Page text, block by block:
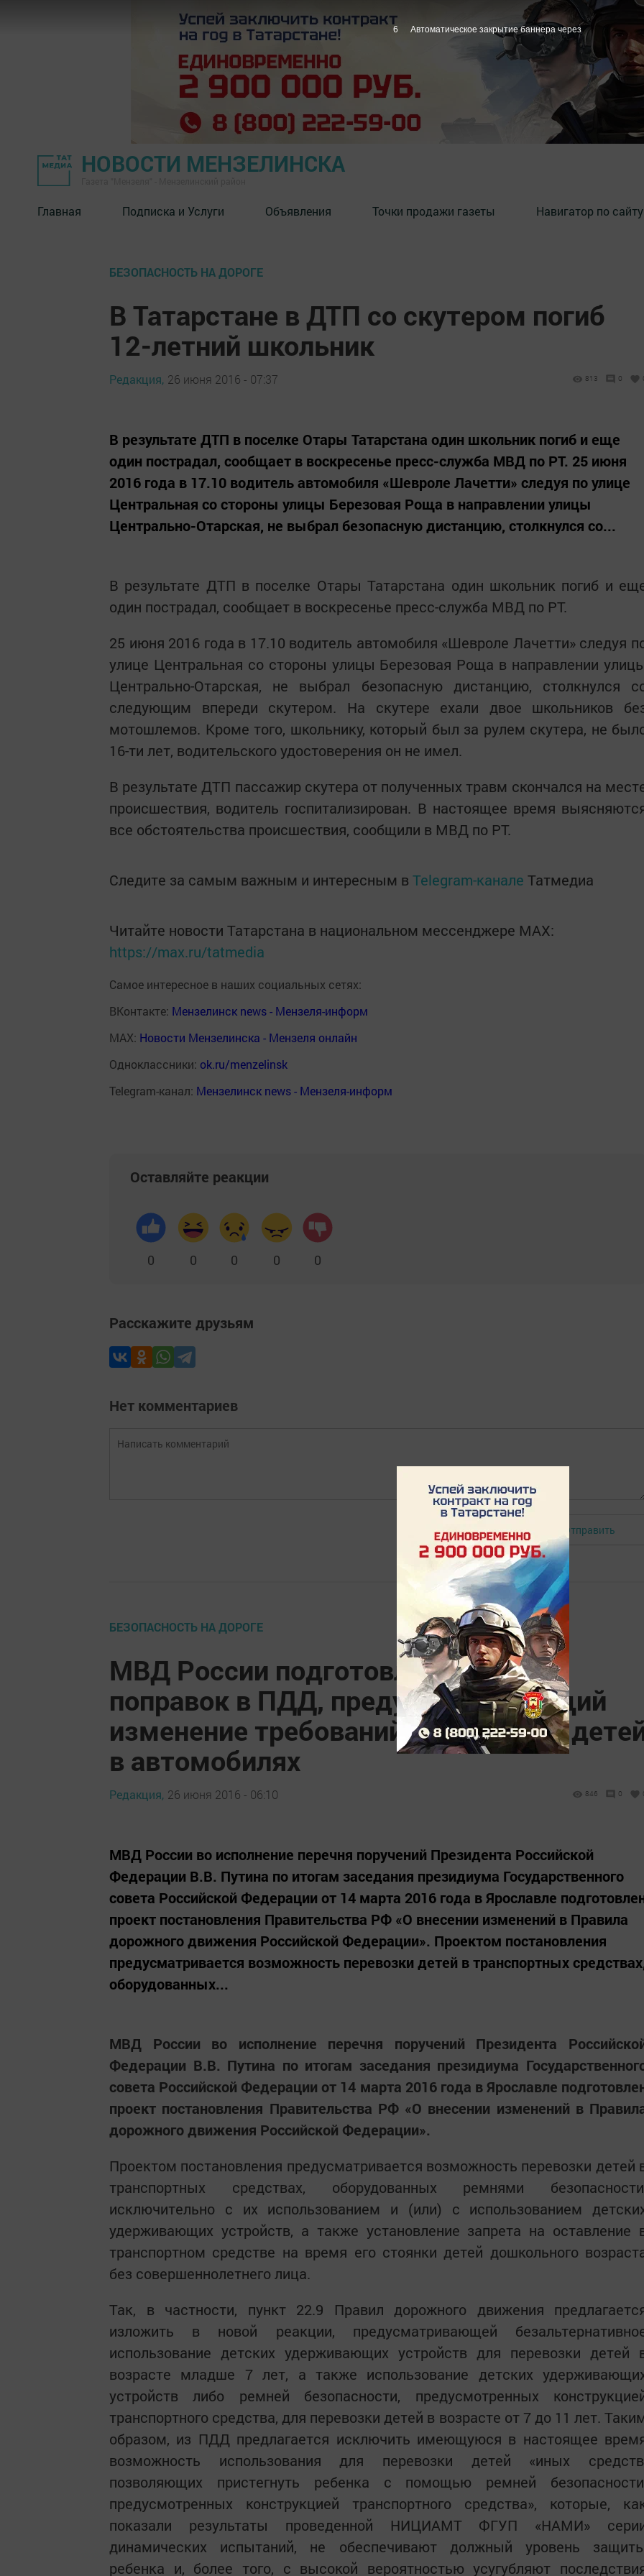
НОВОСТИ МЕНЗЕЛИНСКА
Главная Подписка и Услуги Объявления Точки продажи газеты Навигатор по сайту
БЕЗОПАСНОСТЬ НА ДОРОГЕ
В Татарстане в ДТП со скутером погиб
12-летний школьник
Редакция, 26 июня 2016 - 07:37 813 0
В результате ДТП в поселке Отары Татарстана один школьник погиб и еще
один пострадал, сообщает в воскресенье пресс-служба МВД по РТ. 25 июня
2016 года в 17.10 водитель автомобиля «Шевроле Лачетти» следуя по улице
Центральная со стороны улицы Березовая Роща в направлении улицы
Центрально-Отарская, не выбрал безопасную дистанцию, столкнулся со...
В результате ДТП в поселке Отары Татарстана один школьник погиб и
один пострадал, сообщает в воскресенье пресс-служба МВД по РТ.
25 июня 2016 года в 17.10 водитель автомобиля «Шевроле Лачетти» следуя
улице Центральная со стороны улицы Березовая Роща в направлении
Центрально-Отарская, не выбрал безопасную дистанцию, столкнулся
следующим впереди скутером. На скутере ехали двое школьников
мотошлемов. Кроме того, школьнику, который был за рулем скутера, не
16-ти лет, водительского удостоверения он не имел.
В результате ДТП пассажир скутера от полученных травм скончался на
происшествия, водитель госпитализирован. В настоящее время
все обстоятельства происшествия, сообщили в МВД по РТ.
Следите за самым важным и интересным в Telegram-канале Татмедиа
Читайте новости Татарстана в национальном мессенджере MАХ:
https://max.ru/tatmedia
Самое интересное в наших социальных сетях:
ВКонтакте: Мензелинск news - Мензеля-информ
MAX: Новости Мензелинска - Мензеля онлайн
Одноклассники: ok.ru/menzelinsk
Telegram-канал: Мензелинск news - Мензеля-информ
Оставляйте реакции
0 0 0 0 0
Расскажите друзьям
Нет комментариев
Авторизоваться Отправить
БЕЗОПАСНОСТЬ НА ДОРОГЕ
МВД России подготовлен проект
поправок в ПДД, предусматривающий
изменение требований к перевозке
в автомобилях
Редакция, 26 июня 2016 - 06:10 846 0
МВД России во исполнение перечня поручений Президента Российской
Федерации В.В. Путина по итогам заседания президиума Государственного
совета Российской Федерации от 14 марта 2016 года в Ярославле
проект постановления Правительства РФ «О внесении изменений в Правила
дорожного движения Российской Федерации». Проектом постановления
предусматривается возможность перевозки детей в транспортных
оборудованных...
МВД России во исполнение перечня поручений Президента
Федерации В.В. Путина по итогам заседания президиума
совета Российской Федерации от 14 марта 2016 года в Ярославле
проект постановления Правительства РФ «О внесении изменений в
дорожного движения Российской Федерации».
Проектом постановления предусматривается возможность перевозки детей
транспортных средствах, оборудованных ремнями
исключительно с их использованием и (или) с использованием
удерживающих устройств, а также установление запрета на оставление
транспортном средстве на время его стоянки детей дошкольного
без совершеннолетнего лица.
Так, в частности, пункт 22.9 Правил дорожного движения
изложить в новой реакции, предусматривающей
использование детских удерживающих устройств для перевозки детей
возрасте младше 7 лет, а также использование детских
устройств либо ремней безопасности, предусмотренных
транспортного средства, для перевозки детей в возрасте от 7 до 11 лет.
образом, из ПДД предлагается исключить имеющуюся в настоящее
возможность использования для перевозки детей «иных
позволяющих пристегнуть ребенка с помощью ремней
предусмотренных конструкцией транспортного средства», которые,
показали результаты проведенной НИЦИАМТ ФГУП «НАМИ»
динамических испытаний, не обеспечивают должный уровень
ребенка и, более того, с высокой вероятностью усугубляют
5 Автоматическое закрытие баннера через